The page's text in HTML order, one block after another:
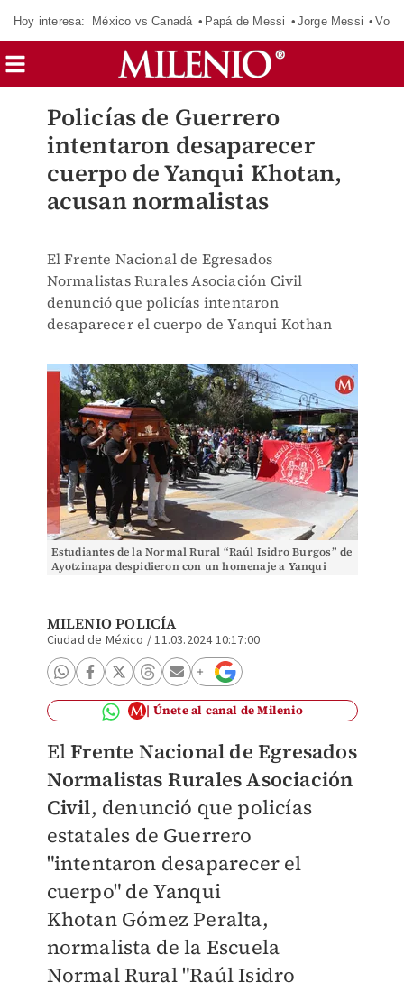
Hoy interesa: México vs Canadá Papá de Messi Jorge Messi
Policías de Guerrero
intentaron desaparecer
cuerpo de Yanqui Khotan,
acusan normalistas
El Frente Nacional de Egresados
Normalistas Rurales Asociación Civil
denunció que policías intentaron
desaparecer el cuerpo de Yanqui Kothan
Estudiantes de la Normal Rural “Raúl Isidro Burgos” de
Ayotzinapa despidieron con un homenaje a Yanqui
MILENIO POLICÍA
Ciudad de México /11.03.2024 10:17:00
Únete al canal de Milenio
ElFrente Nacional de Egresados
Normalistas Rurales Asociación
Civil, denunció que policías
estatales de Guerrero
"intentaron desaparecer el
cuerpo" de Yanqui
Khotan Gómez Peralta,
normalista de la Escuela
Normal Rural "Raúl Isidro